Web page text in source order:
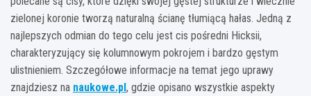
zielonej koronie tworzą naturalną ścianę tłumiącą hałas. Jedną z
najlepszych odmian do tego celu jest cis pośredni Hicksii,
charakteryzujący się kolumnowym pokrojem i bardzo gęstym
ulistnieniem. Szczegółowe informacje na temat jego uprawy
znajdziesz na naukowe.pl, gdzie opisano wszystkie aspekty